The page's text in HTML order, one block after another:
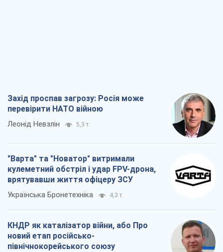
Захід проспав загрозу: Росія може
перевірити НАТО війною
Леонід Невзлін 5,3 т.
"Варта" та "Новатор" витримали
кулеметний обстріл і удар FPV-дрона,
врятувавши життя офіцеру ЗСУ
Українська Бронетехніка 4,3 т.
КНДР як каталізатор війни, або Про
новий етап російсько-
північнокорейського союзу